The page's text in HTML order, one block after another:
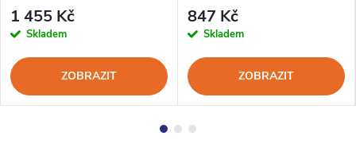
1 455 Kč
Skladem
ZOBRAZIT
847 Kč
Skladem
ZOBRAZIT